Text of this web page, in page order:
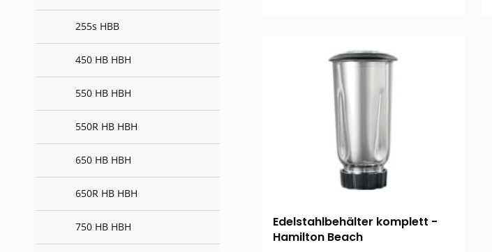
255s HBB
450 HB HBH
550 HB HBH
550R HB HBH
650 HB HBH
650R HB HBH
750 HB HBH
Edelstahlbehälter komplett -
Hamilton Beach